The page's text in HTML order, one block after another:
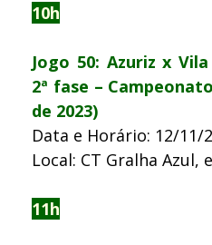
10h
Jogo 50: Azuriz x
2ª fase –
de 2023)
Data e Horário: 12/11/
Local: CT Gralha Azul,
11h